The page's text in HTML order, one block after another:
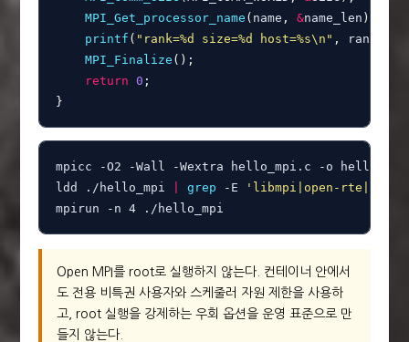
MPI_Get_processor_name ( name , &name_len )
printf ( "rank=%d size=%d host=%s\n" , rank
MPI_Finalize ( ) ;
return
0 ;
}
mpicc -O2 -Wall -Wextra hello_mpi.c -o hello_mpi
ldd ./hello_mpi
grep -E
'libmpi|open-rte|pmix'
mpirun -n 4 ./hello_mpi
Open MPI를 root로 실행하지 않는다. 컨테이너 안에서
도 전용 비특권 사용자와 스케줄러 자원 제한을 사용하
고, root 실행을 강제하는 우회 옵션을 운영 표준으로 만
들지 않는다.